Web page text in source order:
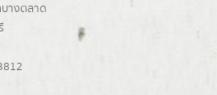
างตลาด